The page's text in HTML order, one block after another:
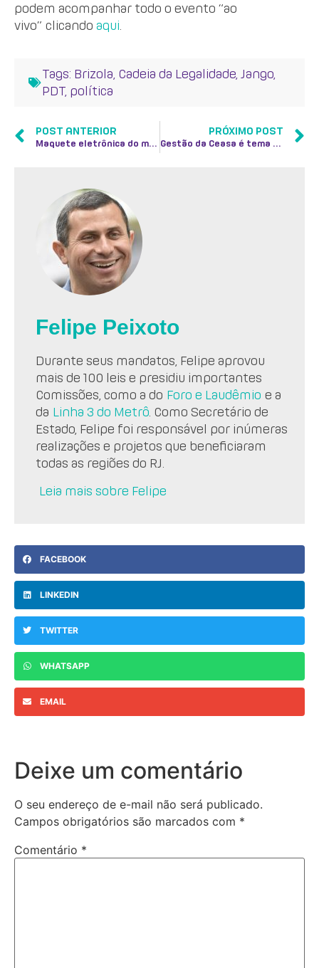
podem acompanhar todo o evento “ao
vivo” clicando aqui
Tags: Brizola Cadeia da Legalidade Jango
PDT, política
POST ANTERIOR
Maquete eletrônica do metrô Linha 3
PRÓXIMO POST
Gestão da Ceasa é tema de reportagem do O Globo
Felipe Peixoto
Durante seus mandatos, Felipe aprovou
mais de 100 leis e presidiu importantes
Comissões, como a do Foro e Laudêmio e a
da Linha 3 do Metrô . Como Secretário de
Estado, Felipe foi responsável por inúmeras
realizações e projetos que beneficiaram
todas as regiões do RJ.
Leia mais sobre Felipe
FACEBOOK
LINKEDIN
TWITTER
WHATSAPP
EMAIL
Deixe um comentário
O seu endereço de e-mail não será publicado.
Campos obrigatórios são marcados com *
Comentário *